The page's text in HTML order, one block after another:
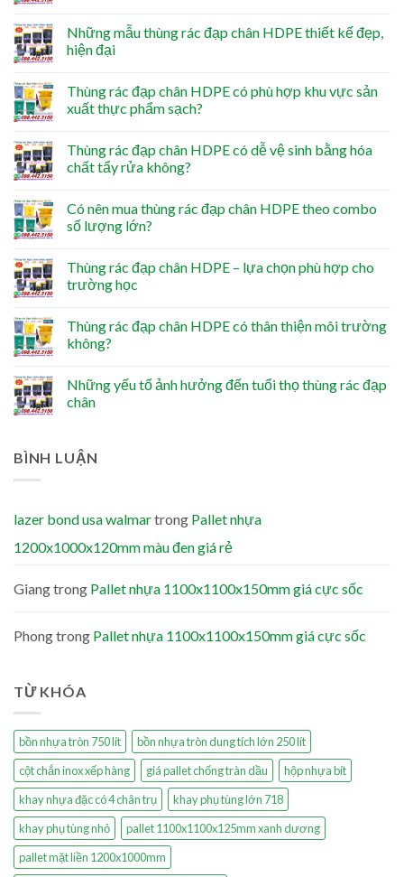
Những mẫu thùng rác đạp chân HDPE thiết kế đẹp,
hiện đại
Thùng rác đạp chân HDPE có phù hợp khu vực sản
xuất thực phẩm sạch?
Thùng rác đạp chân HDPE có dễ vệ sinh bằng hóa
chất tẩy rửa không?
Có nên mua thùng rác đạp chân HDPE theo combo
số lượng lớn?
Thùng rác đạp chân HDPE – lựa chọn phù hợp cho
trường học
Thùng rác đạp chân HDPE có thân thiện môi trường
không?
Những yếu tố ảnh hưởng đến tuổi thọ thùng rác đạp
chân
BÌNH LUẬN
lazer bond usa walmartrong Pallet nhựa
1200x1000x120mm màu đen giá rẻ
Giangtrong Pallet nhựa 1100x1100x150mm giá cực sốc
Phongtrong Pallet nhựa 1100x1100x150mm giá cực sốc
TỪ KHÓA
bồn nhựa tròn 750 lít
bồn nhựa tròn dung tích lớn 250 lít
cột chắn inox xếp hàng
giá pallet chống tràn dầu
hộp nhựa bít
khay nhựa đặc có 4 chân trụ
khay phụ tùng lớn 718
khay phụ tùng nhỏ
pallet 1100x1100x125mm xanh dương
pallet mặt liền 1200x1000mm